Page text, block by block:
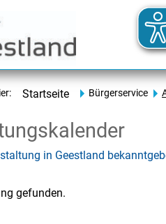
Startseite Bürgerservice
in Geestland
gefunden.